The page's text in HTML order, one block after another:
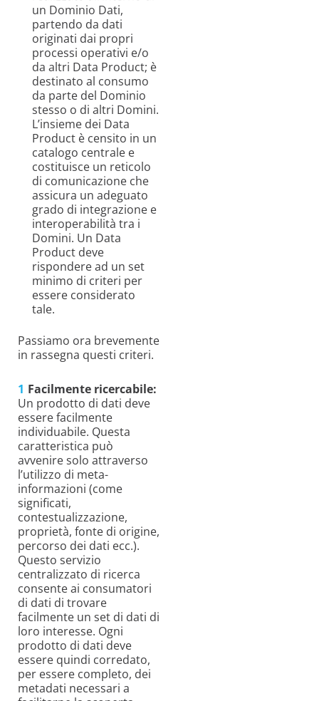
un Dominio Dati,
partendo da dati
originati dai propri
processi operativi e/o
da altri Data Product; è
destinato al consumo
da parte del Dominio
stesso o di altri Domini.
L’insieme dei Data
Product è censito in un
catalogo centrale e
costituisce un reticolo
di comunicazione che
assicura un adeguato
grado di integrazione e
interoperabilità tra i
Domini. Un Data
Product deve
rispondere ad un set
minimo di criteri per
essere considerato
tale.
Passiamo ora brevemente
in rassegna questi criteri.
Facilmente ricercabile:
Un prodotto di dati deve
essere facilmente
individuabile. Questa
caratteristica può
avvenire solo attraverso
l’utilizzo di meta-
informazioni (come
significati,
contestualizzazione,
proprietà, fonte di origine,
percorso dei dati ecc.).
Questo servizio
centralizzato di ricerca
consente ai consumatori
di dati di trovare
facilmente un set di dati di
loro interesse. Ogni
prodotto di dati deve
essere quindi corredato,
per essere completo, dei
metadati necessari a